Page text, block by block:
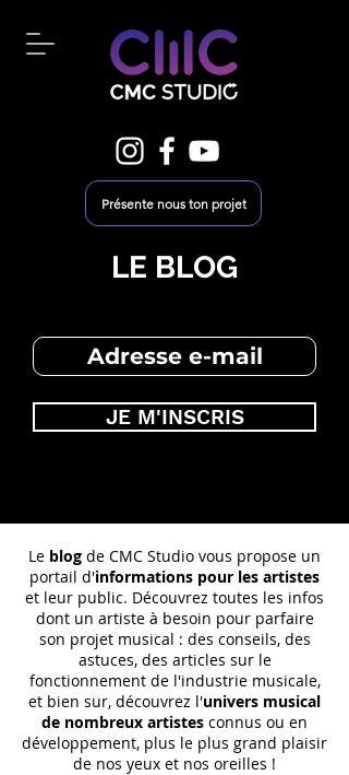
Présente nous ton projet
LE BLOG
JE M'INSCRIS
Le blog de CMC Studio vous propose un
portail d'informations pour les artistes
et leur public. Découvrez toutes les infos
dont un artiste à besoin pour parfaire
son projet musical : des conseils, des
astuces, des articles sur le
fonctionnement de l'industrie musicale,
et bien sur, découvrez l'univers musical
de nombreux artistes connus ou en
développement, plus le plus grand plaisir
de nos yeux et nos oreilles !